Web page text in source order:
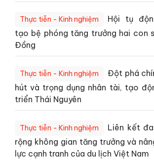
Thực tiễn - Kinh nghiệm
Hội tụ
tạo bệ phóng tăng trưởng hai con
Đồng
Thực tiễn - Kinh nghiệm
Đột phá
hút và trọng dụng nhân tài, tạo
triển Thái Nguyên
Thực tiễn - Kinh nghiệm
Liên kết
rộng không gian tăng trưởng và
lực cạnh tranh của du lịch Việt Nam